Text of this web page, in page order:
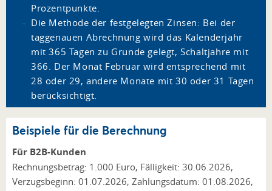
Prozentpunkte.
Die Methode der festgelegten Zinsen: Bei der
taggenauen Abrechnung wird das Kalenderjahr
mit 365 Tagen zu Grunde gelegt, Schaltjahre mit
366. Der Monat Februar wird entsprechend mit
28 oder 29, andere Monate mit 30 oder 31 Tagen
berücksichtigt.
Beispiele für die Berechnung
Für B2B-Kunden
Rechnungsbetrag: 1.000 Euro, Fälligkeit: 30.06.2026,
Verzugsbeginn: 01.07.2026, Zahlungsdatum: 01.08.2026,